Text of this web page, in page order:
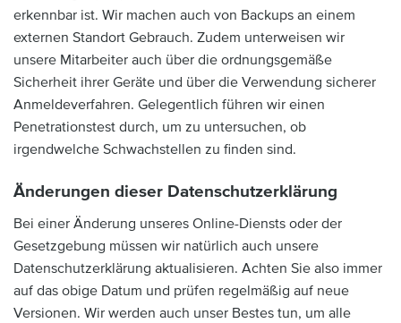
erkennbar ist. Wir machen auch von Backups an einem
externen Standort Gebrauch. Zudem unterweisen wir
unsere Mitarbeiter auch über die ordnungsgemäße
Sicherheit ihrer Geräte und über die Verwendung sicherer
Anmeldeverfahren. Gelegentlich führen wir einen
Penetrationstest durch, um zu untersuchen, ob
irgendwelche Schwachstellen zu finden sind.
Änderungen dieser Datenschutzerklärung
Bei einer Änderung unseres Online-Diensts oder der
Gesetzgebung müssen wir natürlich auch unsere
Datenschutzerklärung aktualisieren. Achten Sie also immer
auf das obige Datum und prüfen regelmäßig auf neue
Versionen. Wir werden auch unser Bestes tun, um alle